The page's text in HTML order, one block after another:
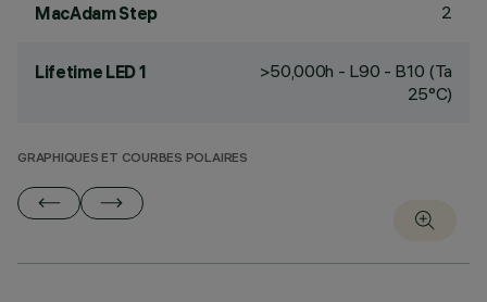
MacAdam Step 2
Lifetime LED 1
>50,000h - L90 - B10 (Ta
25°C)
GRAPHIQUES ET COURBES POLAIRES